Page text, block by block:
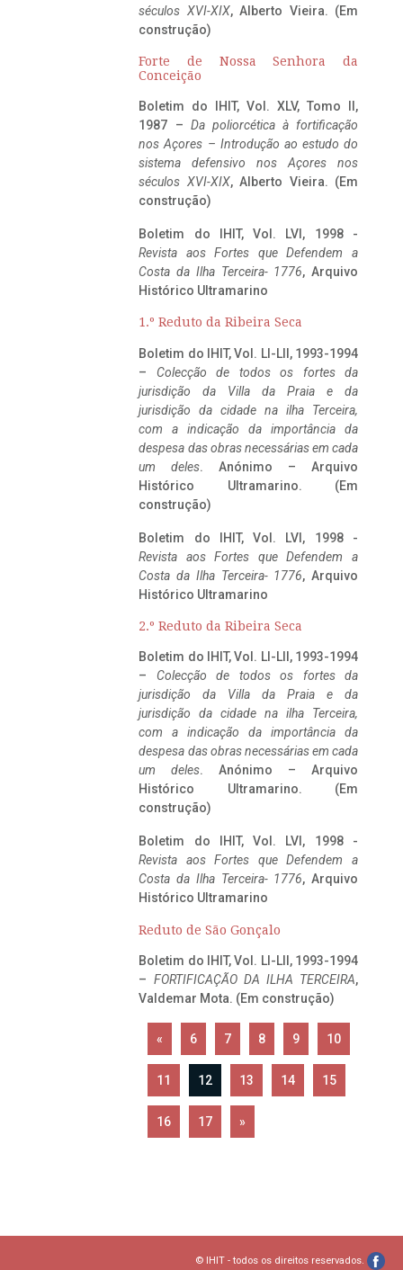
séculos XVI-XIX, Alberto Vieira. (Em
construção)
Forte de Nossa Senhora da
Conceição
Boletim do IHIT, Vol. XLV, Tomo II,
1987 – Da poliorcética à fortificação
nos Açores – Introdução ao estudo do
sistema defensivo nos Açores nos
séculos XVI-XIX, Alberto Vieira. (Em
construção)
Boletim do IHIT, Vol. LVI, 1998 -
Revista aos Fortes que Defendem a
Costa da Ilha Terceira- 1776, Arquivo
Histórico Ultramarino
1.º Reduto da Ribeira Seca
Boletim do IHIT, Vol. LI-LII, 1993-1994
– Colecção de todos os fortes da
jurisdição da Villa da Praia e da
jurisdição da cidade na ilha Terceira,
com a indicação da importância da
despesa das obras necessárias em cada
um deles. Anónimo – Arquivo
Histórico Ultramarino. (Em
construção)
Boletim do IHIT, Vol. LVI, 1998 -
Revista aos Fortes que Defendem a
Costa da Ilha Terceira- 1776, Arquivo
Histórico Ultramarino
2.º Reduto da Ribeira Seca
Boletim do IHIT, Vol. LI-LII, 1993-1994
– Colecção de todos os fortes da
jurisdição da Villa da Praia e da
jurisdição da cidade na ilha Terceira,
com a indicação da importância da
despesa das obras necessárias em cada
um deles. Anónimo – Arquivo
Histórico Ultramarino. (Em
construção)
Boletim do IHIT, Vol. LVI, 1998 -
Revista aos Fortes que Defendem a
Costa da Ilha Terceira- 1776, Arquivo
Histórico Ultramarino
Reduto de São Gonçalo
Boletim do IHIT, Vol. LI-LII, 1993-1994
– FORTIFICAÇÃO DA ILHA TERCEIRA,
Valdemar Mota. (Em construção)
« 6 7 8 9 10
11 12 13 14 15
16 17 »
© IHIT - todos os direitos reservados.